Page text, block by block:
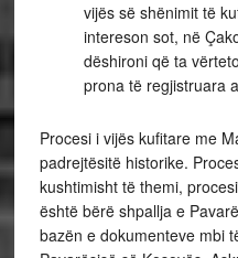
vijës së shënimit të
intereson sot, në
dëshironi që ta
prona të regjistruara
Procesi i vijës kufitare me
padrejtësitë historike.
kushtimisht të themi,
është bërë shpallja e
bazën e dokumenteve mbi